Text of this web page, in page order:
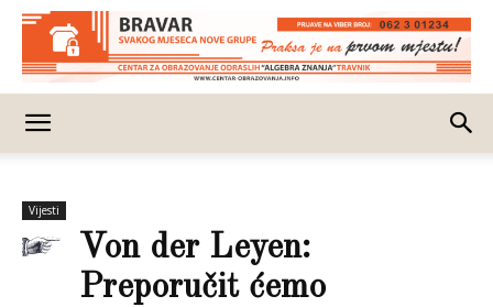
Vijesti
Von der Leyen:
Preporučit ćemo